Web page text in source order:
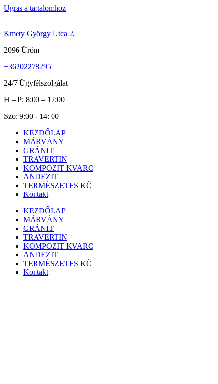
Ugrás a tartalomhoz
Kmety György Utca 2,
2096 Üröm
+36202278295
24/7 Ügyfélszolgálat
H – P: 8:00 – 17:00
Szo: 9:00 - 14: 00
KEZDŐLAP
MÁRVÁNY
GRÁNIT
TRAVERTIN
KOMPOZIT KVARC
ANDEZIT
TERMÉSZETES KŐ
Kontakt
KEZDŐLAP
MÁRVÁNY
GRÁNIT
TRAVERTIN
KOMPOZIT KVARC
ANDEZIT
TERMÉSZETES KŐ
Kontakt